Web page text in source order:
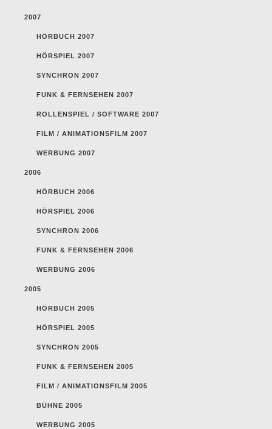
2007
HÖRBUCH 2007
HÖRSPIEL 2007
SYNCHRON 2007
FUNK & FERNSEHEN 2007
ROLLENSPIEL / SOFTWARE 2007
FILM / ANIMATIONSFILM 2007
WERBUNG 2007
2006
HÖRBUCH 2006
HÖRSPIEL 2006
SYNCHRON 2006
FUNK & FERNSEHEN 2006
WERBUNG 2006
2005
HÖRBUCH 2005
HÖRSPIEL 2005
SYNCHRON 2005
FUNK & FERNSEHEN 2005
FILM / ANIMATIONSFILM 2005
BÜHNE 2005
WERBUNG 2005